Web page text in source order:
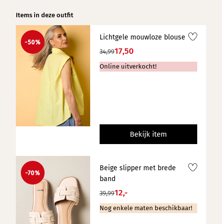
Items in deze outfit
-50%
Lichtgele mouwloze blouse
34,9917,50
Online uitverkocht!
Bekijk item
-70%
Beige slipper met brede
band
39,9912,-
Nog enkele maten beschikbaar!